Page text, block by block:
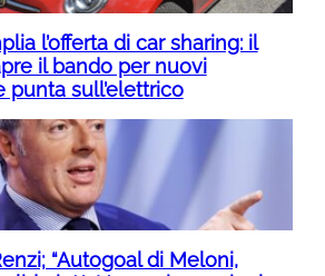
l’offerta di car sharing: il
il bando per nuovi
punta sull’elettrico
“Autogoal di Meloni,